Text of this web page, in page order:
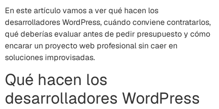
En este artículo vamos a ver qué hacen los
desarrolladores WordPress, cuándo conviene contratarlos,
qué deberías evaluar antes de pedir presupuesto y cómo
encarar un proyecto web profesional sin caer en
soluciones improvisadas.
Qué hacen los
desarrolladores WordPress